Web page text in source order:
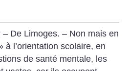
– De Limoges. – Non mais en
à l’orientation scolaire, en
de santé mentale, les